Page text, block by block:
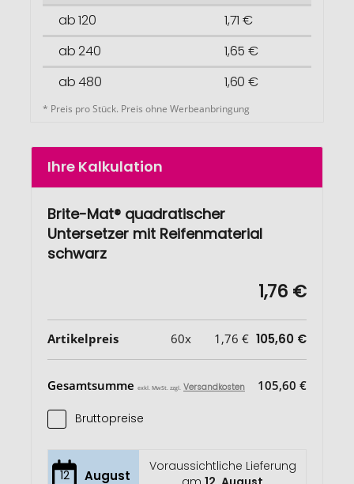
ab 120
1,71 €
ab 240
1,65 €
ab 480
1,60 €
* Preis pro Stück. Preis ohne Werbeanbringung
Ihre Kalkulation
Brite-Mat® quadratischer
Untersetzer mit Reifenmaterial
schwarz
1,76 €
Artikelpreis 60x 1,76 € 105,60 €
Gesamtsumme exkl. MwSt. zzgl. Versandkosten 105,60 €
Bruttopreise
12 August
Voraussichtliche Lieferung